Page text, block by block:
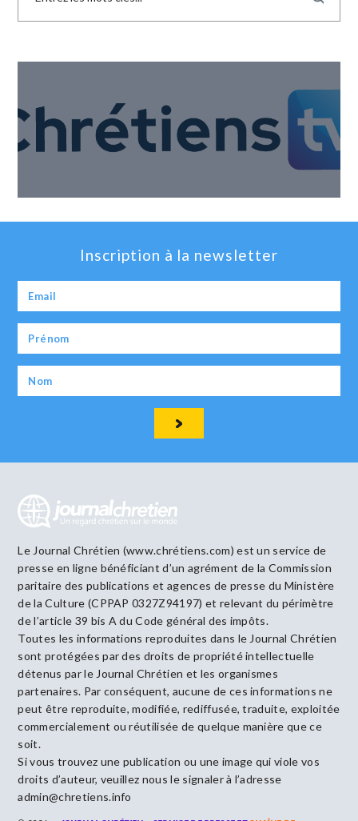
Inscription à la newsletter
Le Journal Chrétien (www.chrétiens.com) est un service de
presse en ligne bénéficiant d’un agrément de la Commission
paritaire des publications et agences de presse du Ministère
de la Culture (CPPAP 0327Z94197) et relevant du périmètre
de l’article 39 bis A du Code général des impôts.
Toutes les informations reproduites dans le Journal Chrétien
sont protégées par des droits de propriété intellectuelle
détenus par le Journal Chrétien et les organismes
partenaires. Par conséquent, aucune de ces informations ne
peut être reproduite, modifiée, rediffusée, traduite, exploitée
commercialement ou réutilisée de quelque manière que ce
soit.
Si vous trouvez une publication ou une image qui viole vos
droits d’auteur, veuillez nous le signaler à l’adresse
admin@chretiens.info